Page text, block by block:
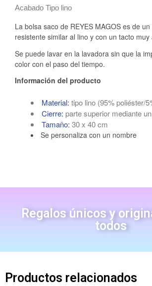
Acabado Tipo lino
La bolsa saco de REYES MAGOS es de
resistente similar al lino y con un tacto muy
Se puede lavar en la lavadora sin que la
color con el paso del tiempo.
Información del producto
Material: tipo lino (95% poliéster/
Cierre: parte superior mediante
Tamaño: 30 x 40 cm
Se personaliza con un nombre
Regalos únicos y
todos
Productos relacionados